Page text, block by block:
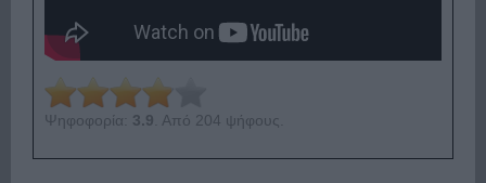
Ψηφοφορία: 3.9 . Από 204 ψήφους.